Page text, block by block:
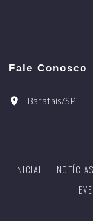
Fale Conosco
Batatais/SP
INICIAL NOTÍCIAS